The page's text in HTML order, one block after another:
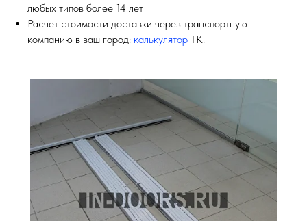
любых типов более 14 лет
Расчет стоимости доставки через транспортную
компанию в ваш город: калькулятор ТК.